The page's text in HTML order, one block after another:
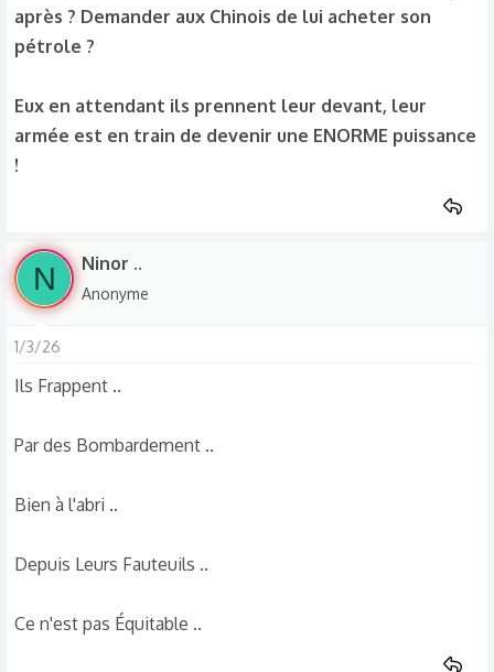
Pour S'en Tourner Vers d'autres Business ..
Ou il a fait Kidnapper le Président Maduro ..
Pour Quelle Accepte de Signer Un Contrat de Vente à
Perte du Pétrole Aux États-Unis ..
Ce Qu'elle a Fait pour Avoir la Paix ..
après ? Demander aux Chinois de lui acheter son
pétrole ?
Eux en attendant ils prennent leur devant, leur
armée est en train de devenir une ENORME puissance
!
N Ninor ..
Anonyme
1/3/26
Ils Frappent ..
Par des Bombardement ..
Bien à l'abri ..
Depuis Leurs Fauteuils ..
Ce n'est pas Équitable ..